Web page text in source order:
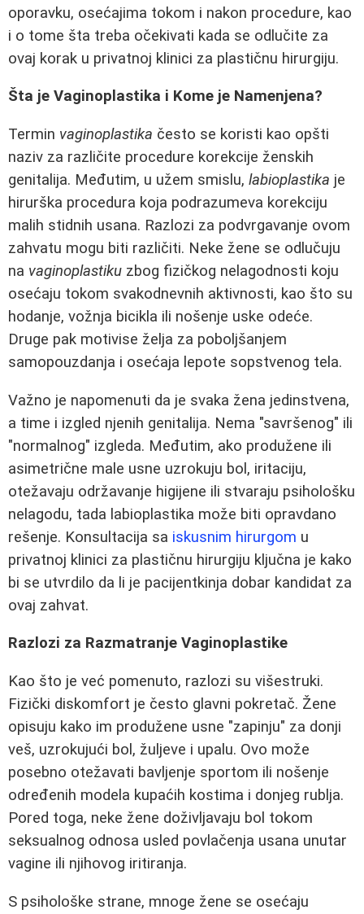
oporavku, osećajima tokom i nakon procedure, kao
i o tome šta treba očekivati kada se odlučite za
ovaj korak u privatnoj klinici za plastičnu hirurgiju.
Šta je Vaginoplastika i Kome je Namenjena?
Termin vaginoplastika često se koristi kao opšti
naziv za različite procedure korekcije ženskih
genitalija. Međutim, u užem smislu, labioplastika je
hirurška procedura koja podrazumeva korekciju
malih stidnih usana. Razlozi za podvrgavanje ovom
zahvatu mogu biti različiti. Neke žene se odlučuju
na vaginoplastiku zbog fizičkog nelagodnosti koju
osećaju tokom svakodnevnih aktivnosti, kao što su
hodanje, vožnja bicikla ili nošenje uske odeće.
Druge pak motivise želja za poboljšanjem
samopouzdanja i osećaja lepote sopstvenog tela.
Važno je napomenuti da je svaka žena jedinstvena,
a time i izgled njenih genitalija. Nema "savršenog" ili
"normalnog" izgleda. Međutim, ako produžene ili
asimetrične male usne uzrokuju bol, iritaciju,
otežavaju održavanje higijene ili stvaraju psihološku
nelagodu, tada labioplastika može biti opravdano
rešenje. Konsultacija sa iskusnim hirurgom u
privatnoj klinici za plastičnu hirurgiju ključna je kako
bi se utvrdilo da li je pacijentkinja dobar kandidat za
ovaj zahvat.
Razlozi za Razmatranje Vaginoplastike
Kao što je već pomenuto, razlozi su višestruki.
Fizički diskomfort je često glavni pokretač. Žene
opisuju kako im produžene usne "zapinju" za donji
veš, uzrokujući bol, žuljeve i upalu. Ovo može
posebno otežavati bavljenje sportom ili nošenje
određenih modela kupaćih kostima i donjeg rublja.
Pored toga, neke žene doživljavaju bol tokom
seksualnog odnosa usled povlačenja usana unutar
vagine ili njihovog iritiranja.
S psihološke strane, mnoge žene se osećaju